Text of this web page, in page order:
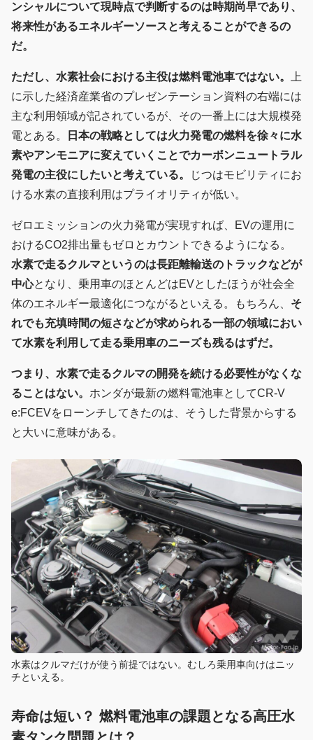
ンシャルについて現時点で判断するのは時期尚早であり、
将来性があるエネルギーソースと考えることができるの
だ。
ただし、水素社会における主役は燃料電池車ではない。
上
に示した経済産業省のプレゼンテーション資料の右端には
主な利用領域が記されているが、その一番上には大規模発
電とある。
日本の戦略としては火力発電の燃料を徐々に水
素やアンモニアに変えていくことでカーボンニュートラル
発電の主役にしたいと考えている。
じつはモビリティにお
ける水素の直接利用はプライオリティが低い。
ゼロエミッションの火力発電が実現すれば、EVの運用に
おけるCO2排出量もゼロとカウントできるようになる。
水素で走るクルマというのは長距離輸送のトラックなどが
中心となり、乗用車のほとんどはEVとしたほうが社会全
体のエネルギー最適化につながるといえる。もちろん、 そ
れでも充填時間の短さなどが求められる一部の領域におい
て水素を利用して走る乗用車のニーズも残るはずだ。
つまり、水素で走るクルマの開発を続ける必要性がなくな
ることはない。 ホンダが最新の燃料電池車としてCR-V
e:FCEVをローンチしてきたのは、そうした背景からする
と大いに意味がある。
水素はクルマだけが使う前提ではない。むしろ乗用車向けはニッ
チといえる。
寿命は短い？ 燃料電池車の課題となる高圧水